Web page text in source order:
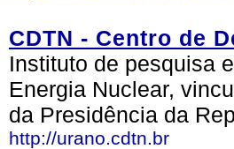
CDTN - Centro de
Instituto de pesquisa
Energia Nuclear,
da Presidência da
http://urano.cdtn.br